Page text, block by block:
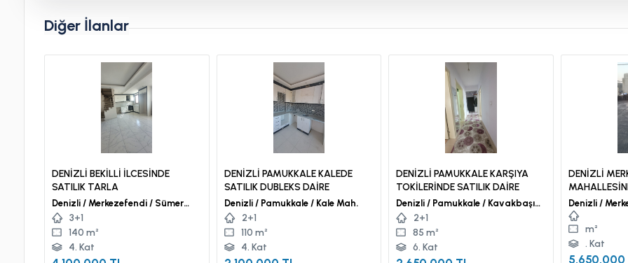
Diğer İlanlar
DENİZLİ BEKİLLİ İLCESİNDE
SATILIK TARLA
Denizli / Merkezefendi / Sümer
Mah.3+1
140 m²
4. Kat
DENİZLİ PAMUKKALE KALEDE
SATILIK DUBLEKS DAİRE
Denizli / Pamukkale / Kale Mah.
2+1
110 m²
4. Kat
DENİZLİ PAMUKKALE KARŞIYA
TOKİLERİNDE SATILIK DAİRE
Denizli / Pamukkale / Kavakbaşı
Mah.2+1
85 m²
6. Kat
DENİZLİ
MÜSTAKİL
Denizli /
Mah.
m²
. Kat
5.650.000